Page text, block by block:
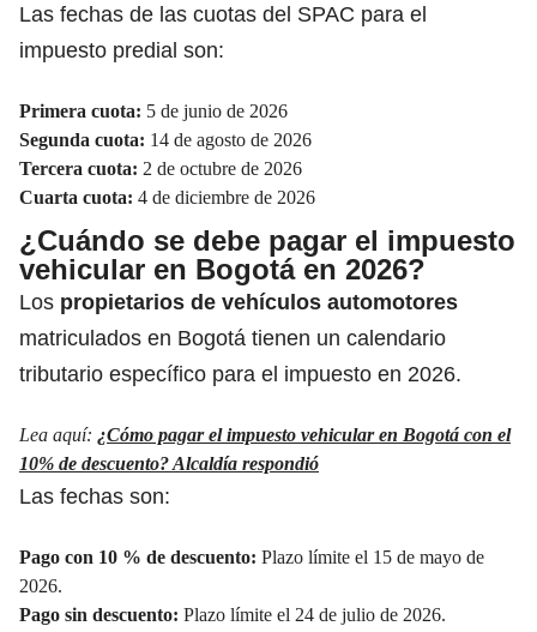
Las fechas de las cuotas del SPAC para el
impuesto predial son:
Primera cuota: 5 de junio de 2026
Segunda cuota: 14 de agosto de 2026
Tercera cuota: 2 de octubre de 2026
Cuarta cuota: 4 de diciembre de 2026
¿Cuándo se debe pagar el impuesto
vehicular en Bogotá en 2026?
Los propietarios de vehículos automotores
matriculados en Bogotá tienen un calendario
tributario específico para el impuesto en 2026.
Lea aquí: ¿Cómo pagar el impuesto vehicular en Bogotá con el
10% de descuento? Alcaldía respondió
Las fechas son:
Pago con 10 % de descuento: Plazo límite el 15 de mayo de
2026.
Pago sin descuento: Plazo límite el 24 de julio de 2026.